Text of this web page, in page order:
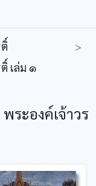
>
เล่ม ๑
ระองค์เจ้าวร